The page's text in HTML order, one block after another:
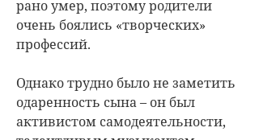
рано умер, поэтому родители
очень боялись «творческих»
профессий.
Однако трудно было не заметить
одаренность сына – он был
активистом самодеятельности,